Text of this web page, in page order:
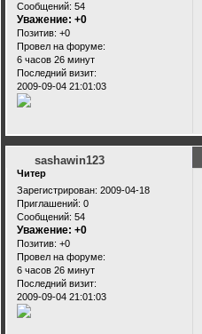
Сообщений: 54
Уважение: +0
Позитив: +0
Провел на форуме:
6 часов 26 минут
Последний визит:
2009-09-04 21:01:03
sashawin123
Читер
Зарегистрирован: 2009-04-18
Приглашений: 0
Сообщений: 54
Уважение: +0
Позитив: +0
Провел на форуме:
6 часов 26 минут
Последний визит:
2009-09-04 21:01:03